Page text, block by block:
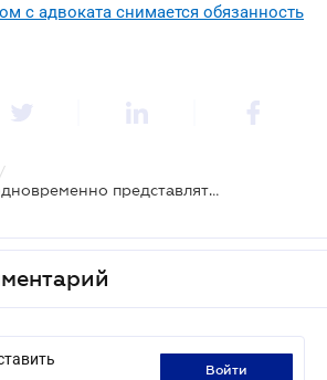
с адвоката снимается обязанность
/
Может ли адвокат одновременно представлять интересы обвиняемого и свидетеля по делу
войти